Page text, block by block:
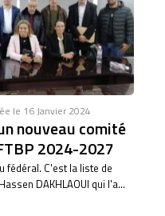
le 16 Janvier 2024
nouveau comité
2024-2027
fédéral. C'est la liste de
DAKHLAOUI qui l'a...